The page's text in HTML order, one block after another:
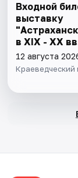
Входной
выставку
в XIX - XX
12 августа
Краеведческий